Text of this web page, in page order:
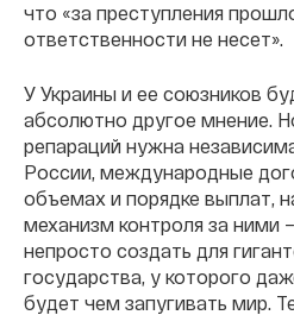
что «за преступления
ответственности не несет».
У Украины и ее союзников
абсолютно другое мнение.
репараций нужна
России, международные
объемах и порядке выплат,
механизм контроля за ними
непросто создать для
государства, у которого
будет чем запугивать мир.